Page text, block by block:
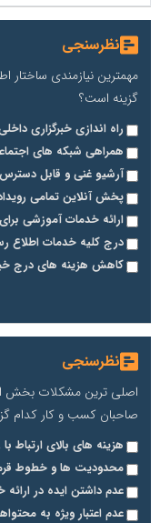
نظرسنجی
مهمترین نیازمندی ساختار
گزینه است؟
راه اندازی خبرگزاری
همراهی شبکه های
آرشیو غنی و قابل دسترس
پخش آنلاین تمامی
ارائه خدمات آموزشی
درج کلیه خدمات اطلاع
کاهش هزینه های درج
نظرسنجی
اصلی ترین مشکلات بخش
صاحبان کسب و کار کدام
هزینه های بالای ارتباط
محدودیت ها و خطوط
عدم داشتن ایده در
عدم اعتبار ویژه به